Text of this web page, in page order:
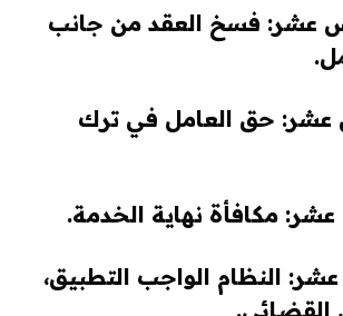
عشر: فسخ العقد من جانب
عشر: حق العامل في ترك
عشر: مكافأة نهاية الخدمة.
عشر: النظام الواجب التطبيق،
القضائي.